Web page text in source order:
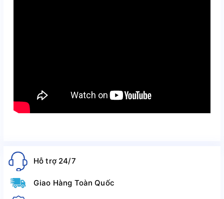
Hỗ trợ 24/7
Giao Hàng Toàn Quốc